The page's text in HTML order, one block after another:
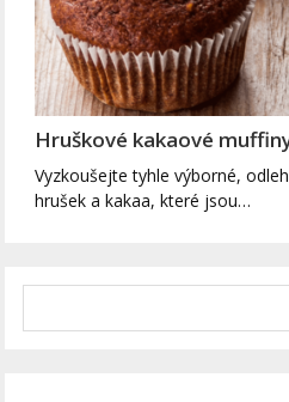
Hruškové kakaové
Vyzkoušejte tyhle výborné,
hrušek a kakaa, které jsou…